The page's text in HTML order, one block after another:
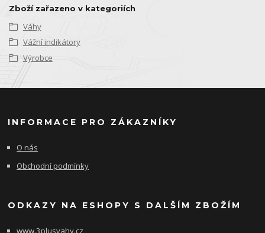
Zboží zařazeno v kategoriích
Váhy
Vážní indikátory
Výrobce
INFORMACE PRO ZÁKAZNÍKY
O nás
Obchodní podmínky
ODKAZY NA ESHOPY S DALŠÍM ZBOŽÍM
www.3plusvahy.cz